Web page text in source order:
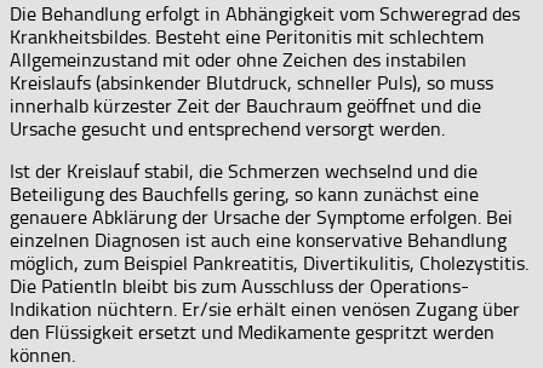
Die Behandlung erfolgt in Abhängigkeit vom Schweregrad des
Krankheitsbildes. Besteht eine Peritonitis mit schlechtem
Allgemeinzustand mit oder ohne Zeichen des instabilen
Kreislaufs (absinkender Blutdruck, schneller Puls), so muss
innerhalb kürzester Zeit der Bauchraum geöffnet und die
Ursache gesucht und entsprechend versorgt werden.
Ist der Kreislauf stabil, die Schmerzen wechselnd und die
Beteiligung des Bauchfells gering, so kann zunächst eine
genauere Abklärung der Ursache der Symptome erfolgen. Bei
einzelnen Diagnosen ist auch eine konservative Behandlung
möglich, zum Beispiel Pankreatitis, Divertikulitis, Cholezystitis.
Die PatientIn bleibt bis zum Ausschluss der Operations-
Indikation nüchtern. Er/sie erhält einen venösen Zugang über
den Flüssigkeit ersetzt und Medikamente gespritzt werden
können.